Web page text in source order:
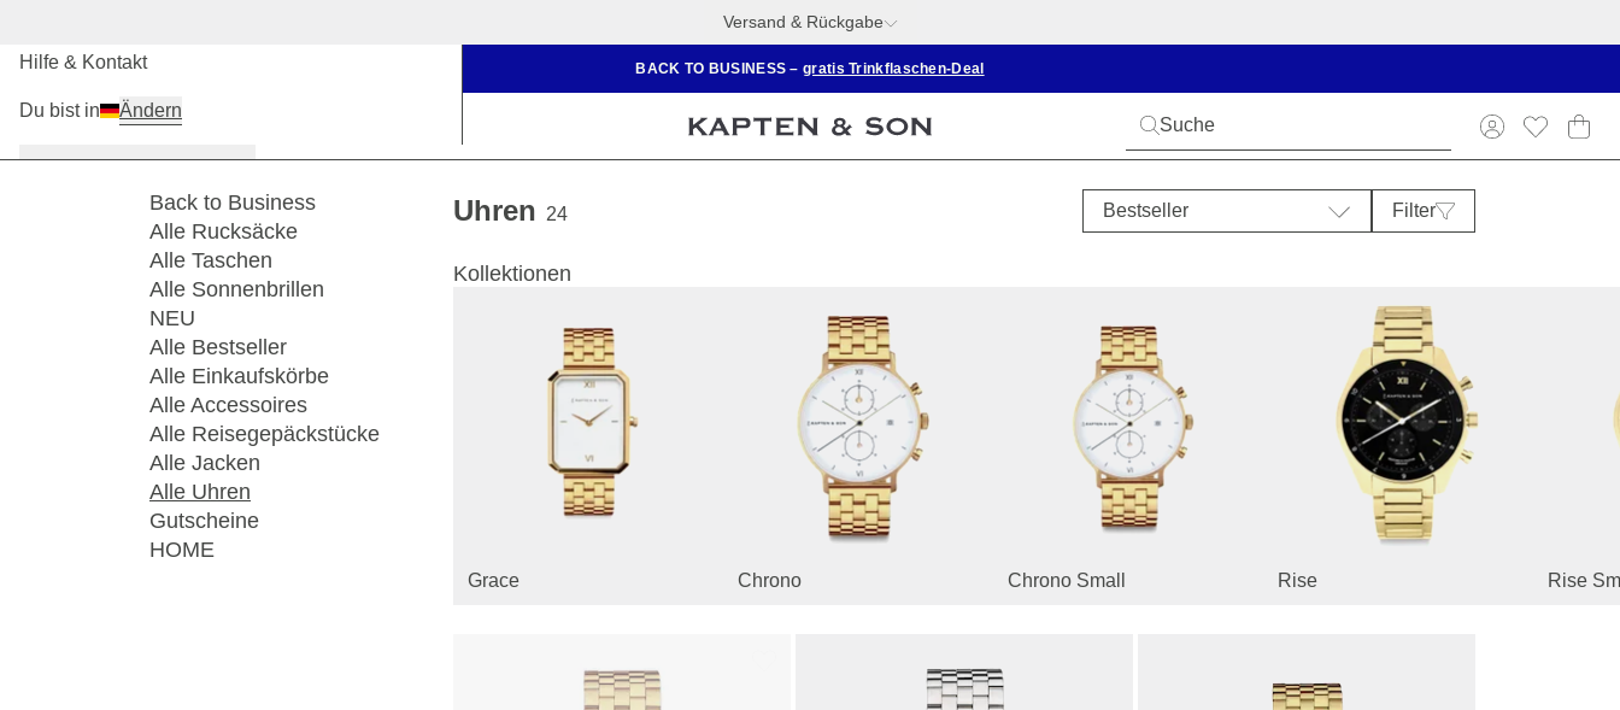
Versand & Rückgabe
BACK TO BUSINESS –gratis Trinkflaschen-Deal
Herren
Hilfe & Kontakt
Du bist in Ändern
Back to Business
Alle Rucksäcke
Alle Taschen
Alle Sonnenbrillen
NEU
Alle Bestseller
Alle Einkaufskörbe
Alle Accessoires
Alle Reisegepäckstücke
Alle Jacken
Alle Uhren
Gutscheine
HOME
Uhren 24 Bestseller Filter
Kollektionen
Grace Chrono Chrono Small Rise Rise